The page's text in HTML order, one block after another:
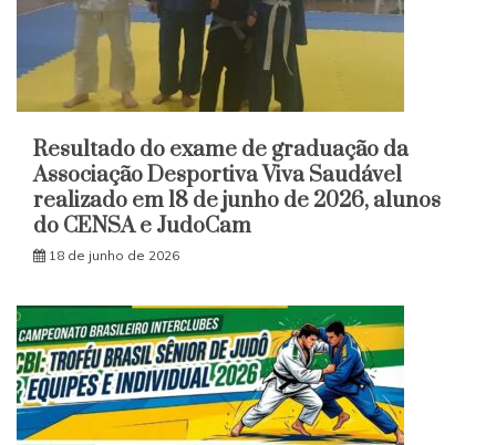
Resultado do exame de graduação da
Associação Desportiva Viva Saudável
realizado em 18 de junho de 2026, alunos
do CENSA e JudoCam
18 de junho de 2026